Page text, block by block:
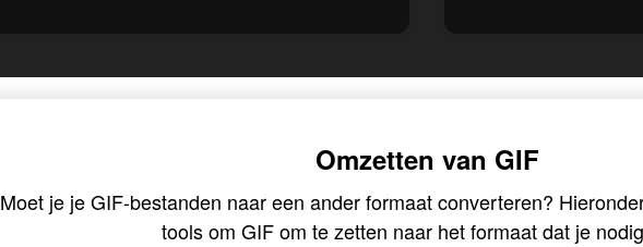
Omzetten van GIF
Moet je je GIF-bestanden naar een ander formaat converteren?
tools om GIF om te zetten naar het formaat dat je